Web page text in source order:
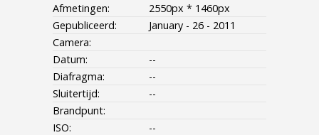
Afmetingen:
2550px * 1460px
Gepubliceerd:
January - 26 - 2011
Camera:
Datum:
--
Diafragma:
--
Sluitertijd:
--
Brandpunt:
ISO:
--